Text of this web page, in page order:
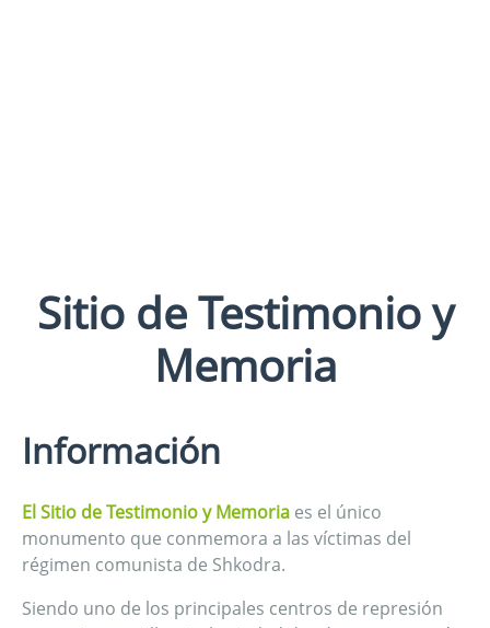
Sitio de Testimonio y
Memoria
Información
El Sitio de Testimonio y Memoria es el único
monumento que conmemora a las víctimas del
régimen comunista de Shkodra.
Siendo uno de los principales centros de represión